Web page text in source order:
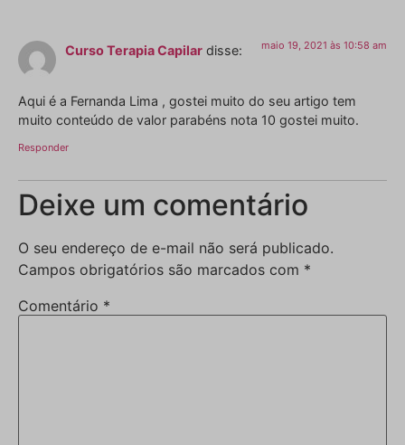
Curso Terapia Capilar disse: maio 19, 2021 às 10:58 am
Aqui é a Fernanda Lima , gostei muito do seu artigo tem
muito conteúdo de valor parabéns nota 10 gostei muito.
Responder
Deixe um comentário
O seu endereço de e-mail não será publicado.
Campos obrigatórios são marcados com *
Comentário *